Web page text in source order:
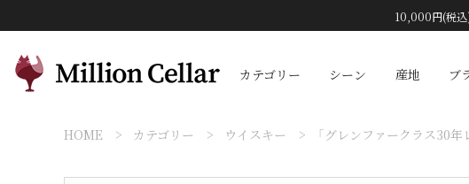
10,000円(税
カテゴリー シーン 産地 ブ
HOME カテゴリー ウイスキー 「グレンファークラス30